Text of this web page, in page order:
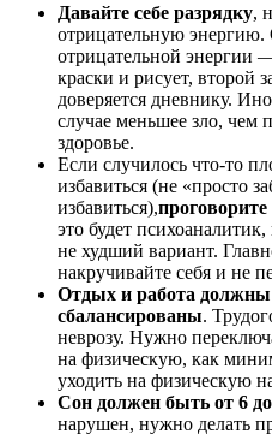
Давайте себе разрядку,
отрицательную
отрицательной энергии
краски и рисует, второй
доверяется дневнику.
случае меньшее зло, чем
здоровье.
Если случилось что-то
избавиться (не «просто
избавиться),проговорите
это будет
не худший вариант.
накручивайте себя и не
Отдых и работа должны
сбалансированы.
неврозу. Нужно
на физическую, как
уходить на физическую
Сон должен быть от 6
нарушен, нужно делать